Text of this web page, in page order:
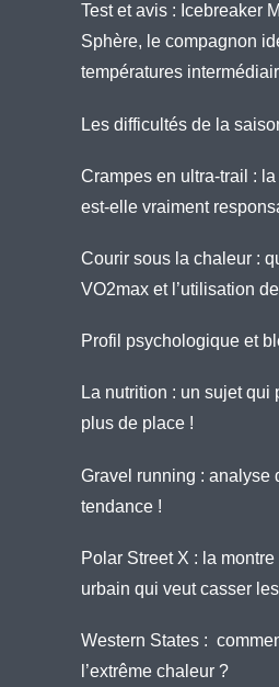
Test et avis : Icebreaker
Sphère, le compagnon
températures
Les difficultés de la
Crampes en ultra-trail :
est-elle vraiment
Courir sous la chaleur :
VO2max et l’utilisation
Profil psychologique et
La nutrition : un sujet qui
plus de place !
Gravel running : analyse
tendance !
Polar Street X : la
urbain qui veut casser
Western States :
l’extrême chaleur ?